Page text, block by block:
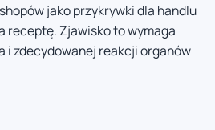
jako przykrywki dla handlu
receptę. Zjawisko to wymaga
i zdecydowanej reakcji organów